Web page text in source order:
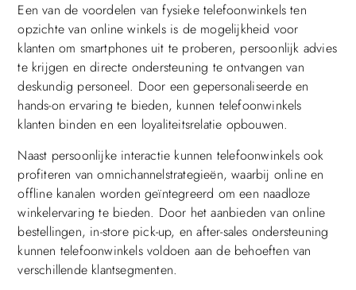
Een van de voordelen van fysieke telefoonwinkels ten
opzichte van online winkels is de mogelijkheid voor
klanten om smartphones uit te proberen, persoonlijk advies
te krijgen en directe ondersteuning te ontvangen van
deskundig personeel. Door een gepersonaliseerde en
hands-on ervaring te bieden, kunnen telefoonwinkels
klanten binden en een loyaliteitsrelatie opbouwen.
Naast persoonlijke interactie kunnen telefoonwinkels ook
profiteren van omnichannelstrategieën, waarbij online en
offline kanalen worden geïntegreerd om een naadloze
winkelervaring te bieden. Door het aanbieden van online
bestellingen, in-store pick-up, en after-sales ondersteuning
kunnen telefoonwinkels voldoen aan de behoeften van
verschillende klantsegmenten.